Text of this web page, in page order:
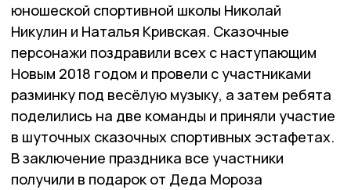
юношеской спортивной школы Николай
Никулин и Наталья Кривская. Сказочные
персонажи поздравили всех с наступающим
Новым 2018 годом и провели с участниками
разминку под весёлую музыку, а затем ребята
поделились на две команды и приняли участие
в шуточных сказочных спортивных эстафетах.
В заключение праздника все участники
получили в подарок от Деда Мороза